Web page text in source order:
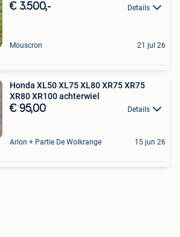
€ 3.500,- Details
Mouscron 21 jul 26
Honda XL50 XL75 XL80 XR75 XR75
XR80 XR100 achterwiel
€ 95,00 Details
Arlon + Partie De Wolkrange 15 jun 26